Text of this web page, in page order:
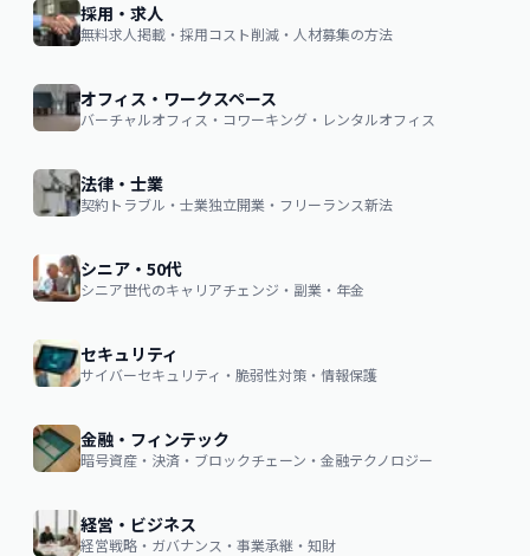
採用・求人
無料求人掲載・採用コスト削減・人材募集の方法
オフィス・ワークスペース
バーチャルオフィス・コワーキング・レンタルオフィス
法律・士業
契約トラブル・士業独立開業・フリーランス新法
シニア・50代
シニア世代のキャリアチェンジ・副業・年金
セキュリティ
サイバーセキュリティ・脆弱性対策・情報保護
金融・フィンテック
暗号資産・決済・ブロックチェーン・金融テクノロジー
経営・ビジネス
経営戦略・ガバナンス・事業承継・知財